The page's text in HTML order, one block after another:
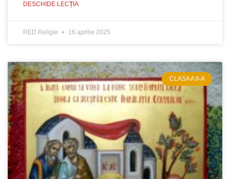
DESCHIDE LECȚIA
RED Religie 16 aprilie 2025
CLASA A II-A